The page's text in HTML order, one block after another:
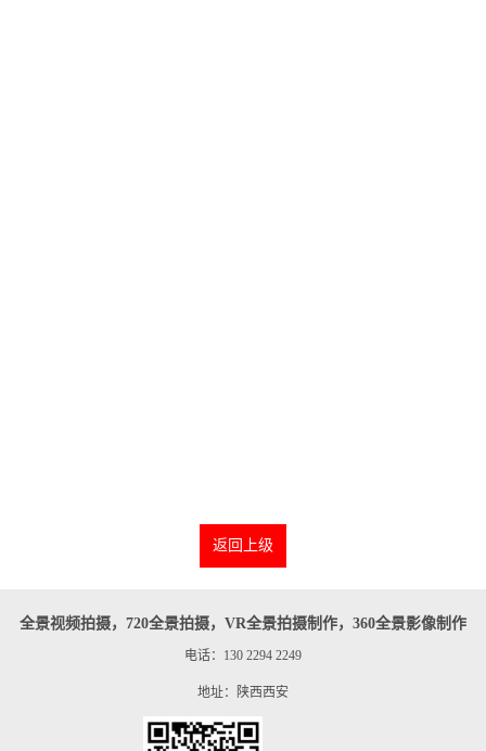
返回上级
全景视频拍摄，720全景拍摄，VR全景拍摄制作，360全景影像制作
电话：130 2294 2249
地址：陕西西安